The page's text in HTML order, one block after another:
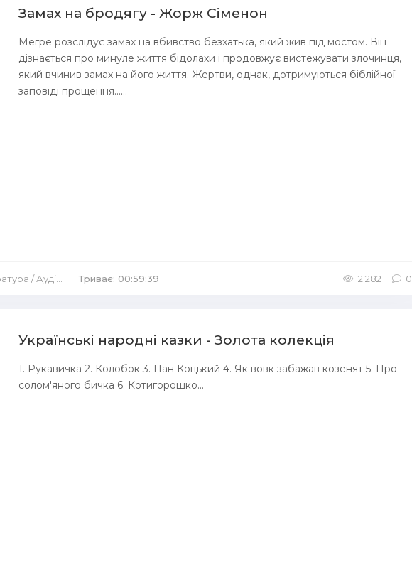
Замах на бродягу - Жорж Сіменон
Мегре розслідує замах на вбивство безхатька, який жив під мостом. Він
дізнається про минуле життя бідолахи і продовжує вистежувати злочинця,
який вчинив замах на його життя. Жертви, однак, дотримуються біблійної
заповіді прощення......
/Аудіокниги Аудіо-вистави Триває: 00:59:39 2 282 0
Українські народні казки - Золота колекція
1. Рукавичка 2. Колобок 3. Пан Коцький 4. Як вовк забажав козенят 5. Про
солом'яного бичка 6. Котигорошко...